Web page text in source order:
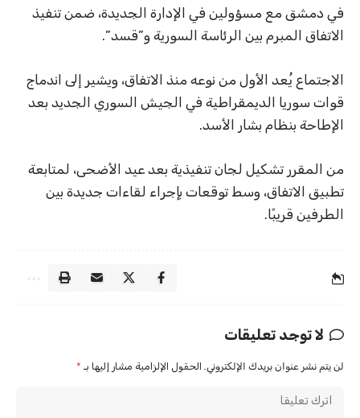
في دمشق مع مسؤولين في الإدارة الجديدة، ضمن تنفيذ
الاتفاق المبرم بين الرئاسة السورية و”قسد”.
الاجتماع يُعد الأول من نوعه منذ الاتفاق، ويشير إلى اندماج
قوات سوريا الديمقراطية في الجيش السوري الجديد بعد
الإطاحة بنظام بشار الأسد.
من المقرر تشكيل لجان تنفيذية بعد عيد الأضحى، لمتابعة
تطبيق الاتفاق، وسط توقعات بإجراء لقاءات جديدة بين
الطرفين قريبًا.
لا توجد تعليقات
لن يتم نشر عنوان بريدك الإلكتروني. الحقول الإلزامية مشار إليها بـ *